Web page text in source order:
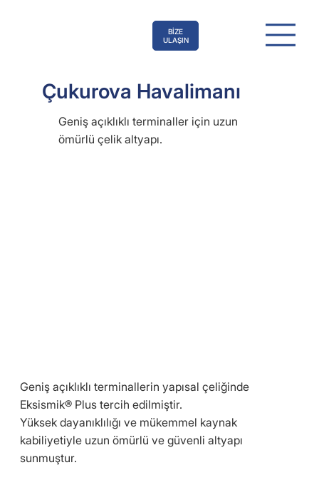
BİZE
ULAŞIN
Çukurova Havalimanı
Geniş açıklıklı terminaller için uzun
ömürlü çelik altyapı.
Geniş açıklıklı terminallerin yapısal çeliğinde
Eksismik® Plus tercih edilmiştir.
Yüksek dayanıklılığı ve mükemmel kaynak
kabiliyetiyle uzun ömürlü ve güvenli altyapı
sunmuştur.